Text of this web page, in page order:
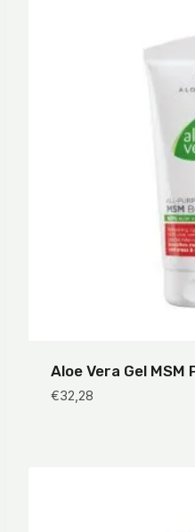
Aloe Vera Gel MSM
€32,28